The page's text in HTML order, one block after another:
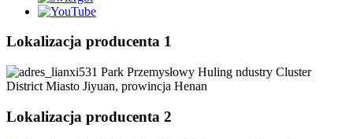
Lokalizacja producenta 1
531 Park Przemysłowy Huling ndustry Cluster
District Miasto Jiyuan, prowincja Henan
Lokalizacja producenta 2